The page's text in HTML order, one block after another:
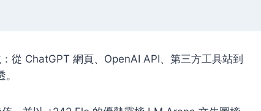
從 ChatGPT 網頁、OpenAI API、第三方工具站到